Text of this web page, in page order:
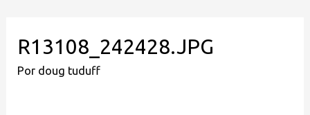
R13108_242428.JPG
Por doug tuduff